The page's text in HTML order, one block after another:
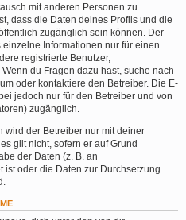
mit anderen Personen zu
dass die Daten deines Profils und die
zugänglich sein können. Der
Informationen nur für einen
registrierte Benutzer,
du Fragen dazu hast, suche nach
oder kontaktiere den Betreiber. Die E-
jedoch nur für den Betreiber und von
zugänglich.
wird der Betreiber nur mit deiner
gilt nicht, sofern er auf Grund
der Daten (z. B. an
oder die Daten zur Durchsetzung